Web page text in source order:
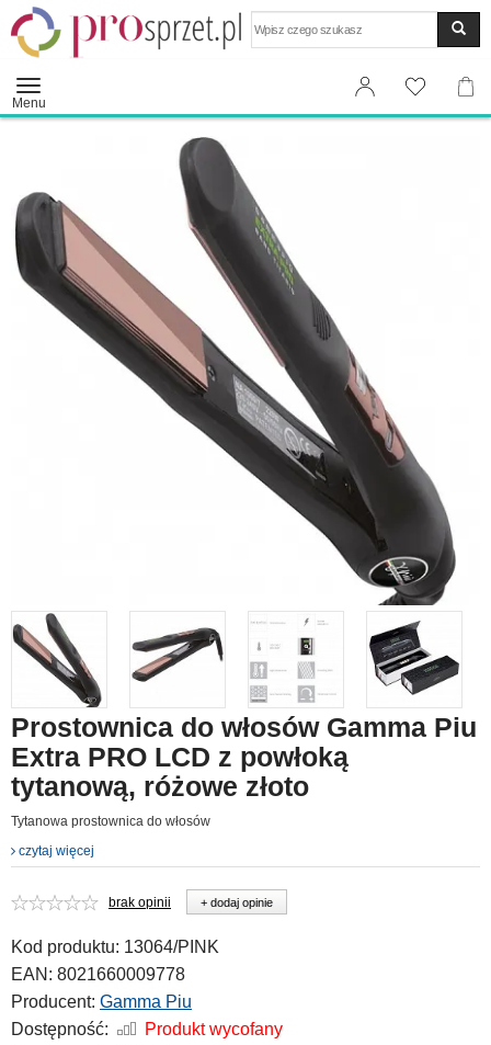
Menu
Prostownica do włosów Gamma Piu
Extra PRO LCD z powłoką
tytanową, różowe złoto
Tytanowa prostownica do włosów
czytaj więcej
brak opinii + dodaj opinie
Kod produktu: 13064/PINK
EAN: 8021660009778
Producent: Gamma Piu
Dostępność:
Produkt wycofany